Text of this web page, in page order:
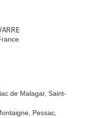
de Malagar, Saint-
Pessac,